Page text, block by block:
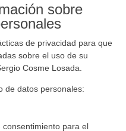
sobre
de privacidad para que
sobre el uso de su
Cosme Losada.
de datos personales:
para el